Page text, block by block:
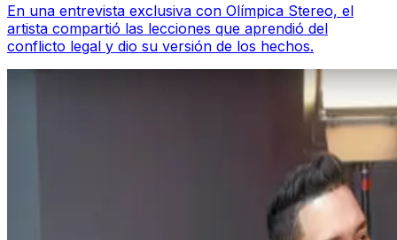
En una entrevista exclusiva con Olímpica Stereo, el
artista compartió las lecciones que aprendió del
conflicto legal y dio su versión de los hechos.